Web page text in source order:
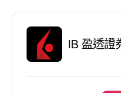
IB 盈透證